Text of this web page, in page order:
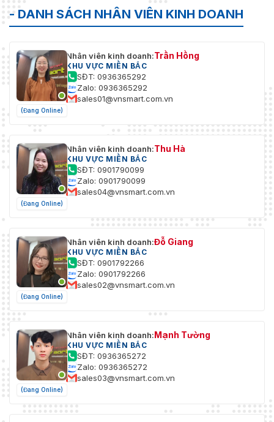
- DANH SÁCH NHÂN VIÊN KINH DOANH
(Đang Online)
Nhân viên kinh doanh:Trần Hồng
KHU VỰC MIỀN BẮC
SĐT: 0936365292
Zalo: 0936365292
sales01@vnsmart.com.vn
(Đang Online)
Nhân viên kinh doanh:Thu Hà
KHU VỰC MIỀN BẮC
SĐT: 0901790099
Zalo: 0901790099
sales04@vnsmart.com.vn
(Đang Online)
Nhân viên kinh doanh:Đỗ Giang
KHU VỰC MIỀN BẮC
SĐT: 0901792266
Zalo: 0901792266
sales02@vnsmart.com.vn
(Đang Online)
Nhân viên kinh doanh:Mạnh Tường
KHU VỰC MIỀN BẮC
SĐT: 0936365272
Zalo: 0936365272
sales03@vnsmart.com.vn